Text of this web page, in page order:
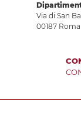
Via di San
00187 Roma